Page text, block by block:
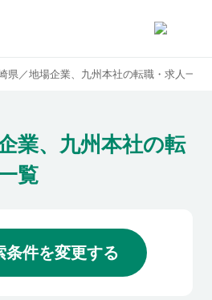
り求人
県／地場企業、九州本社の転職・求人一覧
業、九州本社の転
覧
条件を変更する